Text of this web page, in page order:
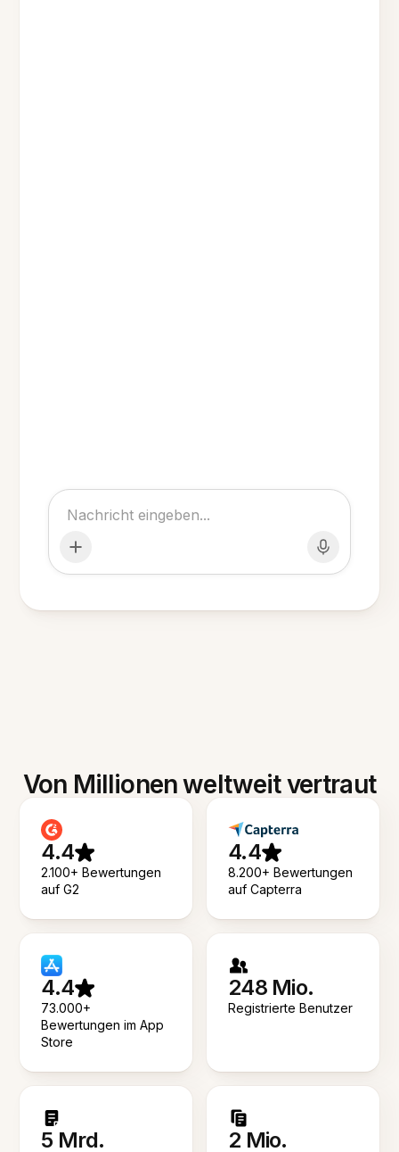
Von Millionen weltweit vertraut
4.4
2.100+ Bewertungen
auf G2
4.4
8.200+ Bewertungen
auf Capterra
4.4
73.000+
Bewertungen im App
Store
248 Mio.
Registrierte Benutzer
5 Mrd. 2 Mio.